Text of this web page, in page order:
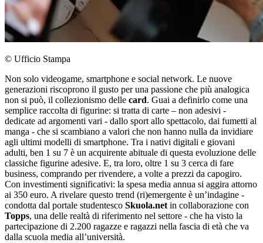
© Ufficio Stampa
Non solo videogame, smartphone e social network. Le nuove
generazioni riscoprono il gusto per una passione che più analogica
non si può, il collezionismo delle card. Guai a definirlo come una
semplice raccolta di figurine: si tratta di carte – non adesivi -
dedicate ad argomenti vari - dallo sport allo spettacolo, dai fumetti al
manga - che si scambiano a valori che non hanno nulla da invidiare
agli ultimi modelli di smartphone. Tra i nativi digitali e giovani
adulti, ben 1 su 7 è un acquirente abituale di questa evoluzione delle
classiche figurine adesive. E, tra loro, oltre 1 su 3 cerca di fare
business, comprando per rivendere, a volte a prezzi da capogiro.
Con investimenti significativi: la spesa media annua si aggira attorno
ai 350 euro. A rivelare questo trend (ri)emergente è un’indagine -
condotta dal portale studentesco Skuola.net in collaborazione con
Topps, una delle realtà di riferimento nel settore - che ha visto la
partecipazione di 2.200 ragazze e ragazzi nella fascia di età che va
dalla scuola media all’università.